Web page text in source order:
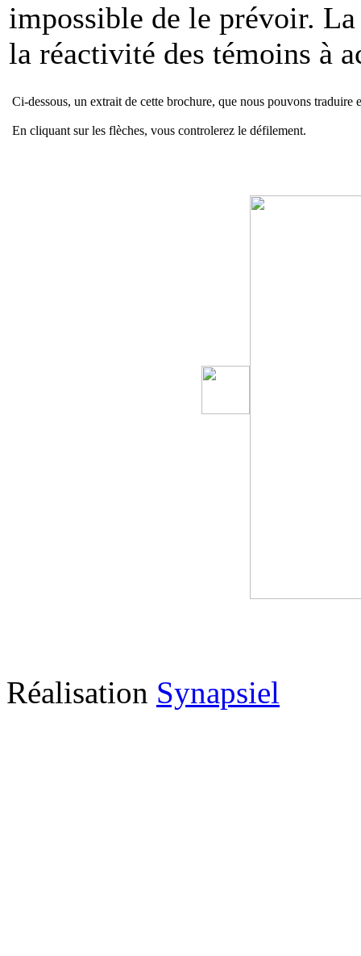
impossible de le prévoir. La
la réactivité des témoins à
Ci-dessous, un extrait de cette brochure, que nous pouvons traduire
En cliquant sur les flèches, vous controlerez le défilement.
Réalisation Synapsiel